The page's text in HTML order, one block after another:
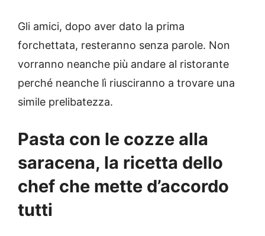
Gli amici, dopo aver dato la prima
forchettata, resteranno senza parole. Non
vorranno neanche più andare al ristorante
perché neanche lì riusciranno a trovare una
simile prelibatezza.
Pasta con le cozze alla
saracena, la ricetta dello
chef che mette d’accordo
tutti